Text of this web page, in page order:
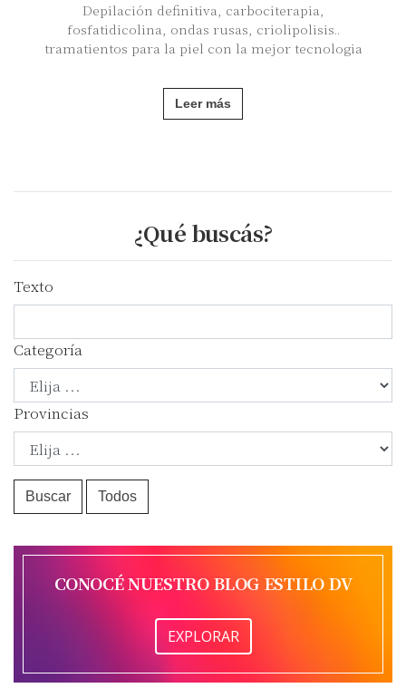
Depilación definitiva, carbociterapia,
fosfatidicolina, ondas rusas, criolipolisis..
tramatientos para la piel con la mejor tecnologia
Leer más
¿Qué buscás?
Texto
Categoría
Provincias
Buscar Todos
CONOCÉ NUESTRO BLOG ESTILO DV
EXPLORAR